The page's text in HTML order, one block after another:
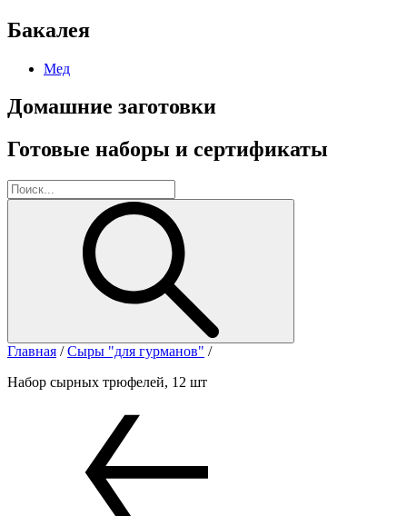
Бакалея
Мед
Домашние заготовки
Готовые наборы и сертификаты
Главная / Сыры "для гурманов" /
Набор сырных трюфелей, 12 шт